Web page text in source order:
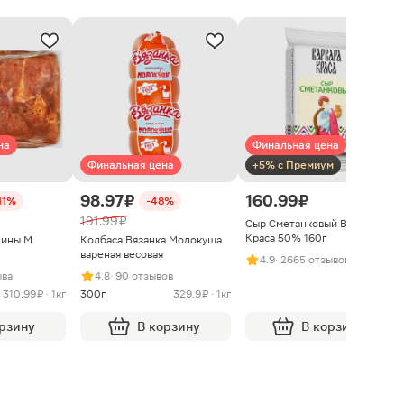
М
310.99 ₽ · 1кг
Финальная цена
98.97 ₽ -48%
191.99 ₽
Колбаса Вязанка Молокуша
вареная весовая
4.8· 90 отзывов
300г
329.9 ₽ · 1кг
В корзину
Финальная цена
+5% с Премиум
160.99 ₽
Сыр Сметанковый Варвара
Краса 50% 160г
4.9· 2665 отзывов
В корзину